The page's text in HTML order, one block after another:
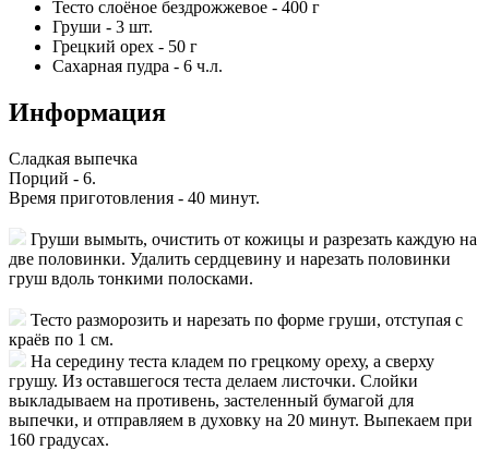
Тесто слоёное бездрожжевое - 400 г
Груши - 3 шт.
Грецкий орех - 50 г
Сахарная пудра - 6 ч.л.
Информация
Сладкая выпечка
Порций - 6.
Время приготовления - 40 минут.
Груши вымыть, очистить от кожицы и разрезать каждую на
две половинки. Удалить сердцевину и нарезать половинки
груш вдоль тонкими полосками.
Тесто разморозить и нарезать по форме груши, отступая с
краёв по 1 см.
На середину теста кладем по грецкому ореху, а сверху
грушу. Из оставшегося теста делаем листочки. Слойки
выкладываем на противень, застеленный бумагой для
выпечки, и отправляем в духовку на 20 минут. Выпекаем при
160 градусах.